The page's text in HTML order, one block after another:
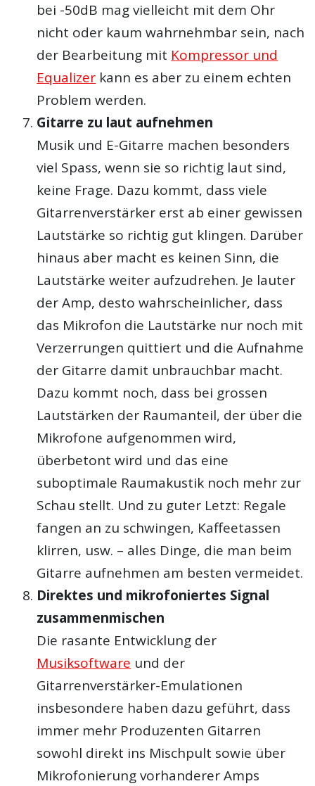
bei -50dB mag vielleicht mit dem Ohr
nicht oder kaum wahrnehmbar sein, nach
der Bearbeitung mit Kompressor und
Equalizer kann es aber zu einem echten
Problem werden.
Gitarre zu laut aufnehmen
Musik und E-Gitarre machen besonders
viel Spass, wenn sie so richtig laut sind,
keine Frage. Dazu kommt, dass viele
Gitarrenverstärker erst ab einer gewissen
Lautstärke so richtig gut klingen. Darüber
hinaus aber macht es keinen Sinn, die
Lautstärke weiter aufzudrehen. Je lauter
der Amp, desto wahrscheinlicher, dass
das Mikrofon die Lautstärke nur noch mit
Verzerrungen quittiert und die Aufnahme
der Gitarre damit unbrauchbar macht.
Dazu kommt noch, dass bei grossen
Lautstärken der Raumanteil, der über die
Mikrofone aufgenommen wird,
überbetont wird und das eine
suboptimale Raumakustik noch mehr zur
Schau stellt. Und zu guter Letzt: Regale
fangen an zu schwingen, Kaffeetassen
klirren, usw. – alles Dinge, die man beim
Gitarre aufnehmen am besten vermeidet.
Direktes und mikrofoniertes Signal
zusammenmischen
Die rasante Entwicklung der
Musiksoftware und der
Gitarrenverstärker-Emulationen
insbesondere haben dazu geführt, dass
immer mehr Produzenten Gitarren
sowohl direkt ins Mischpult sowie über
Mikrofonierung vorhanderer Amps